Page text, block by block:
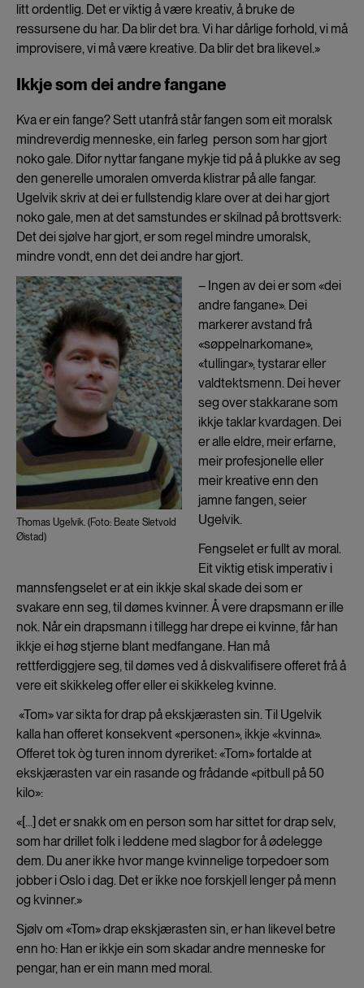
litt ordentlig. Det er viktig å være kreativ, å bruke de
ressursene du har. Da blir det bra. Vi har dårlige forhold, vi må
improvisere, vi må være kreative. Da blir det bra likevel.»
Ikkje som dei andre fangane
Kva er ein fange? Sett utanfrå står fangen som eit moralsk
mindreverdig menneske, ein farleg person som har gjort
noko gale. Difor nyttar fangane mykje tid på å plukke av seg
den generelle umoralen omverda klistrar på alle fangar.
Ugelvik skriv at dei er fullstendig klare over at dei har gjort
noko gale, men at det samstundes er skilnad på brottsverk:
Det dei sjølve har gjort, er som regel mindre umoralsk,
mindre vondt, enn det dei andre har gjort.
Thomas Ugelvik. (Foto: Beate Sletvold
Øistad)
– Ingen av dei er som «dei
andre fangane». Dei
markerer avstand frå
«søppelnarkomane»,
«tullingar», tystarar eller
valdtektsmenn. Dei hever
seg over stakkarane som
ikkje taklar kvardagen. Dei
er alle eldre, meir erfarne,
meir profesjonelle eller
meir kreative enn den
jamne fangen, seier
Ugelvik.
Fengselet er fullt av moral.
Eit viktig etisk imperativ i
mannsfengselet er at ein ikkje skal skade dei som er
svakare enn seg, til dømes kvinner. Å vere drapsmann er ille
nok. Når ein drapsmann i tillegg har drepe ei kvinne, får han
ikkje ei høg stjerne blant medfangane. Han må
rettferdiggjere seg, til dømes ved å diskvalifisere offeret frå å
vere eit skikkeleg offer eller ei skikkeleg kvinne.
«Tom» var sikta for drap på ekskjærasten sin. Til Ugelvik
kalla han offeret konsekvent «personen», ikkje «kvinna».
Offeret tok òg turen innom dyreriket: «Tom» fortalde at
ekskjærasten var ein rasande og frådande «pitbull på 50
kilo»:
«[...] det er snakk om en person som har sittet for drap selv,
som har drillet folk i leddene med slagbor for å ødelegge
dem. Du aner ikke hvor mange kvinnelige torpedoer som
jobber i Oslo i dag. Det er ikke noe forskjell lenger på menn
og kvinner.»
Sjølv om «Tom» drap ekskjærasten sin, er han likevel betre
enn ho: Han er ikkje ein som skadar andre menneske for
pengar, han er ein mann med moral.